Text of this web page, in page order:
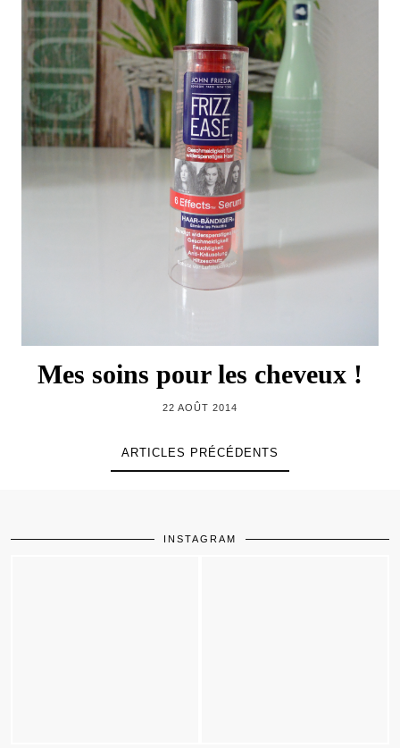
Mes soins pour les cheveux !
22 AOÛT 2014
ARTICLES PRÉCÉDENTS
INSTAGRAM